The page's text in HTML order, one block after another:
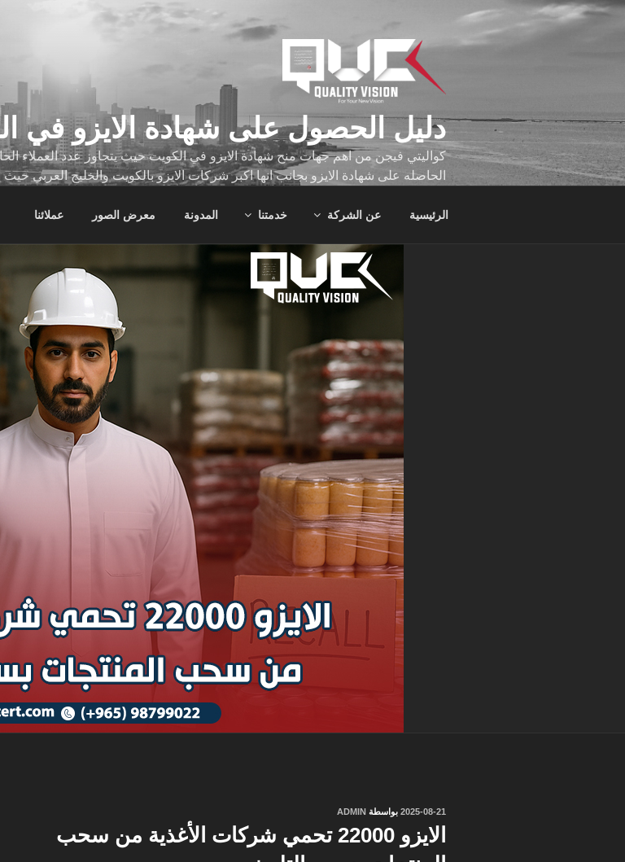
التجاوز
دليل الحصول على شهادة الايزو في
كواليتي فيجن من اهم جهات منح شهادة الايزو في الكويت حيث يتجاوز عدد العملاء
الحاصله على شهادة الايزو بجانب انها اكبر شركات الايزو بالكويت والخليج العربي
الرئيسية عن الشركة خدمتنا المدونة معرض الصور عملائنا
نُشر
في
2025-08-21 بواسطة ADMIN
الايزو 22000 تحمي شركات الأغذية من سحب